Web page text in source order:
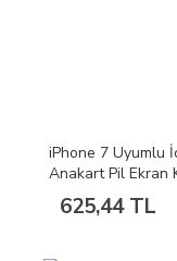
iPhone 7 Uyumlu
Anakart Pil Ekran
625,44 TL